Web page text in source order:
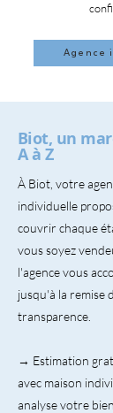
Agence
Biot, un
A à Z
À Biot, votre
individuelle
couvrir chaque
vous soyez
l'agence vous
jusqu'à la remise
transparence.
→ Estimation
avec maison
analyse votre